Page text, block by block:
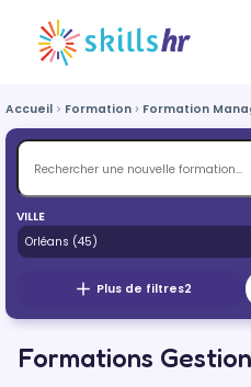
Accueil Formation Formation
VILLE
Plus de filtres2
Formations